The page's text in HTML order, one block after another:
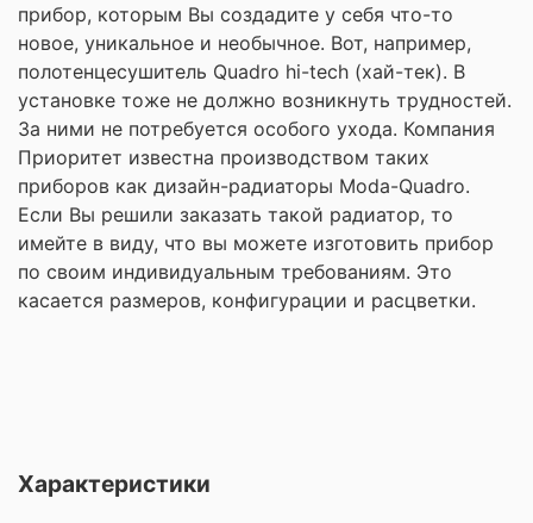
прибор, которым Вы создадите у себя что-то
новое, уникальное и необычное. Вот, например,
полотенцесушитель Quadro hi-tech (хай-тек). В
установке тоже не должно возникнуть трудностей.
За ними не потребуется особого ухода. Компания
Приоритет известна производством таких
приборов как дизайн-радиаторы Moda-Quadro.
Если Вы решили заказать такой радиатор, то
имейте в виду, что вы можете изготовить прибор
по своим индивидуальным требованиям. Это
касается размеров, конфигурации и расцветки.
Характеристики